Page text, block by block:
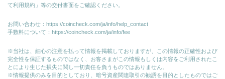
て利用規約」等の交付書面をご確認ください。
お問い合わせ： https://coincheck.com/ja/info/help_contact
手数料について： https://coincheck.com/ja/info/fee
※当社は、細心の注意を払って情報を掲載しておりますが、この情報の正確性および
完全性を保証するものではなく、お客さまがこの情報もしくは内容をご利用されたこ
とにより生じた損失に関し一切責任を負うものではありません。
※情報提供のみを目的としており、暗号資産関連取引の勧誘を目的としたものではご